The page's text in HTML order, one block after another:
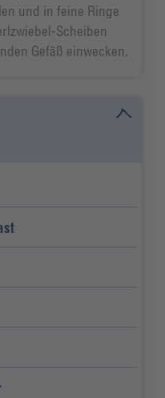
und in feine Ringe
Scheiben
Gefäß einwecken.